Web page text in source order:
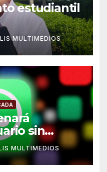
estudiantil
MULTIMEDIOS
sin
MULTIMEDIOS